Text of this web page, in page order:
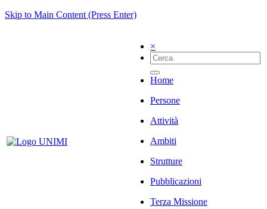
Skip to Main Content (Press Enter)
×
Home
Persone
Attività
Ambiti
Strutture
Pubblicazioni
Terza Missione